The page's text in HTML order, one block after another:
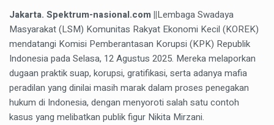
Jakarta. Spektrum-nasional.com ||Lembaga Swadaya
Masyarakat (LSM) Komunitas Rakyat Ekonomi Kecil (KOREK)
mendatangi Komisi Pemberantasan Korupsi (KPK) Republik
Indonesia pada Selasa, 12 Agustus 2025. Mereka melaporkan
dugaan praktik suap, korupsi, gratifikasi, serta adanya mafia
peradilan yang dinilai masih marak dalam proses penegakan
hukum di Indonesia, dengan menyoroti salah satu contoh
kasus yang melibatkan publik figur Nikita Mirzani.